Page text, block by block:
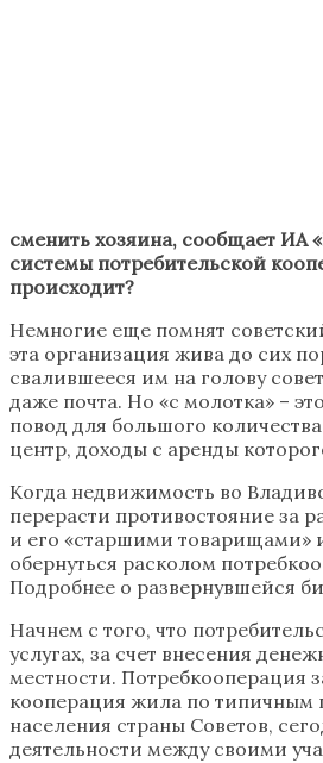
сменить хозяина, сообщает ИА
системы потребительской
происходит?
Немногие еще помнят
эта организация жива до сих
свалившееся им на голову
даже почта. Но «с молотка» –
повод для большого
центр, доходы с аренды
Когда недвижимость во
перерасти противостояние за
и его «старшими товарищами»
обернуться расколом
Подробнее о развернувшейся
Начнем с того, что
услугах, за счет внесения
местности. Потребкооперация
кооперация жила по типичным
населения страны Советов,
деятельности между своими